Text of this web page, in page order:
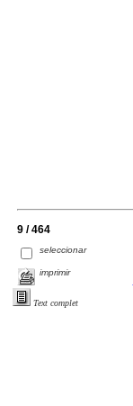
9 / 464
seleccionar
imprimir
Text complet